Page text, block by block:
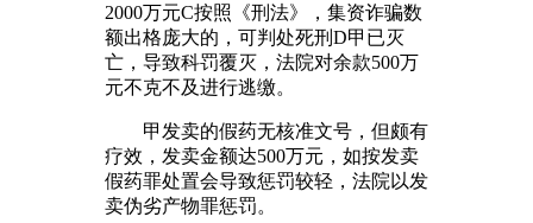
2000万元C按照《刑法》，集资诈骗数
额出格庞大的，可判处死刑D甲已灭
亡，导致科罚覆灭，法院对余款500万
元不克不及进行逃缴。
甲发卖的假药无核准文号，但颇有
疗效，发卖金额达500万元，如按发卖
假药罪处置会导致惩罚较轻，法院以发
卖伪劣产物罪惩罚。